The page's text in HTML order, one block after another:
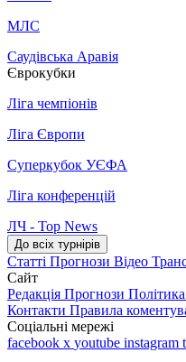
МЛС
Саудівська Аравія
Єврокубки
Ліга чемпіонів
Ліга Європи
Суперкубок УЄФА
Ліга конференцій
ЛЧ - Top News
До всіх турнірів
Статті Прогнози Відео
Сайт
Редакція Прогнози
Контакти Правила
Соціальні мережі
facebook x youtube instagram